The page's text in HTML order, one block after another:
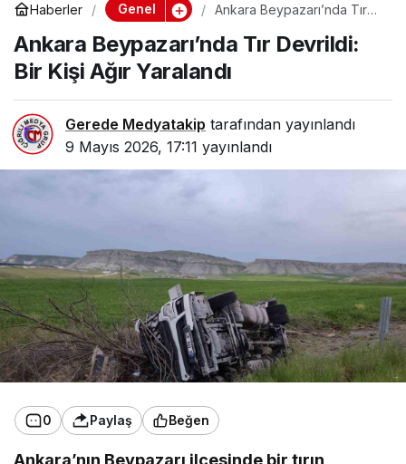
Haberler Genel
Ankara Beypazarı’nda Tır
Yaralandı
Ankara Beypazarı’nda Tır Devrildi:
Bir Kişi Ağır Yaralandı
Gerede Medyatakip tarafından yayınlandı
9 Mayıs 2026, 17:11 yayınlandı
0 Paylaş Beğen
Ankara’nın Beypazarı ilçesinde bir tırın